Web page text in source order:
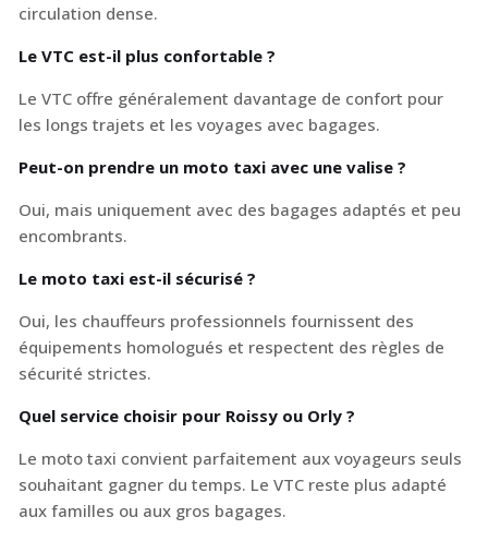
circulation dense.
Le VTC est-il plus confortable ?
Le VTC offre généralement davantage de confort pour
les longs trajets et les voyages avec bagages.
Peut-on prendre un moto taxi avec une valise ?
Oui, mais uniquement avec des bagages adaptés et peu
encombrants.
Le moto taxi est-il sécurisé ?
Oui, les chauffeurs professionnels fournissent des
équipements homologués et respectent des règles de
sécurité strictes.
Quel service choisir pour Roissy ou Orly ?
Le moto taxi convient parfaitement aux voyageurs seuls
souhaitant gagner du temps. Le VTC reste plus adapté
aux familles ou aux gros bagages.